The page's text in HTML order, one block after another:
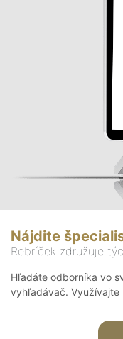
Nájdite
Rebríček združuje
Hľadáte odborníka vo
vyhľadávač. Využívajte